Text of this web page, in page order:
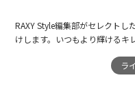
RAXY Style編集部がセレクト
けします。いつもより輝ける
ラ